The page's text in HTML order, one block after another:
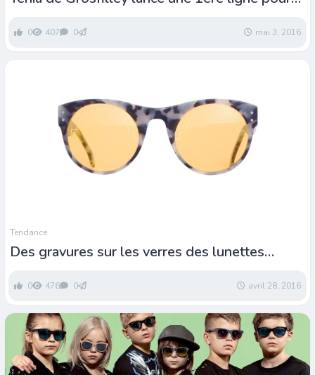
0 407 0 mai 3, 2016
Tendance
Des gravures sur les verres des lunettes
0 476 0 avril 28, 2016